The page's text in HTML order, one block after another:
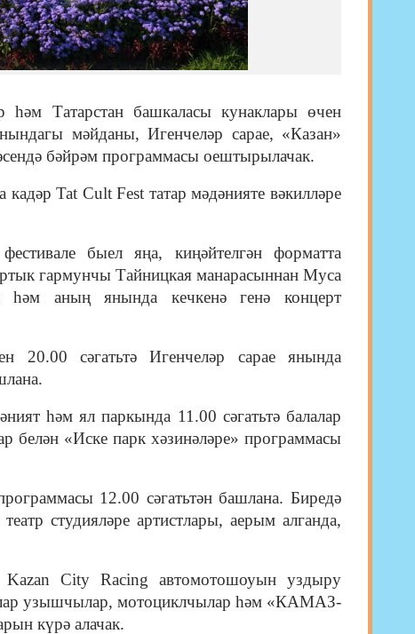
һәм Татарстан башкаласы кунаклары өчен
мәйданы, Игенчеләр сарае, «Казан»
бәйрәм программасы оештырылачак.
Tat Cult Fest татар мәдәнияте вәкилләре
быел яңа, киңәйтелгән форматта
гармунчы Тайницкая манарасыннан Муса
һәм аның янында кечкенә генә концерт
20.00 сәгатьтә Игенчеләр сарае янында
һәм ял паркында 11.00 сәгатьтә балалар
белән «Иске парк хәзинәләре» программасы
12.00 сәгатьтән башлана. Биредә
студияләре артистлары, аерым алганда,
City Racing автомотошоуын уздыру
узышчылар, мотоциклчылар һәм «КАМАЗ-
күрә алачак.